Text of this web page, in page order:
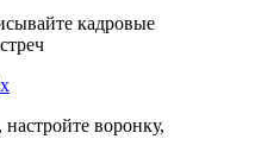
кадровые
воронку,